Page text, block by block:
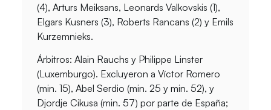
(4), Arturs Meiksans, Leonards Valkovskis (1),
Elgars Kusners (3), Roberts Rancans (2) y Emils
Kurzemnieks.
Árbitros: Alain Rauchs y Philippe Linster
(Luxemburgo). Excluyeron a Víctor Romero
(min. 15), Abel Serdio (min. 25 y min. 52), y
Djordje Cikusa (min. 57) por parte de España;